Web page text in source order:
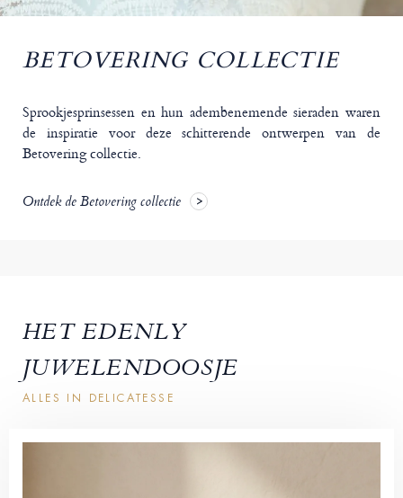
BETOVERING COLLECTIE
Sprookjesprinsessen en hun adembenemende sieraden waren
de inspiratie voor deze schitterende ontwerpen van de
Betovering collectie.
Ontdek de Betovering collectie
HET EDENLY
JUWELENDOOSJE
ALLES IN DELICATESSE